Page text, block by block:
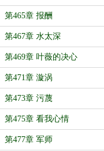
第465章 报酬
第467章 水太深
第469章 叶薇的决心
第471章 漩涡
第473章 污蔑
第475章 看我心情
第477章 军师